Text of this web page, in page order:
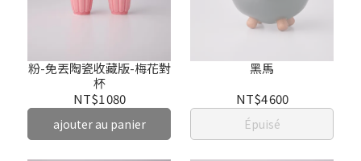
粉-免丟陶瓷收藏版-梅花對
杯
NT$1 080
ajouter au panier
黑馬
NT$4 600
Épuisé